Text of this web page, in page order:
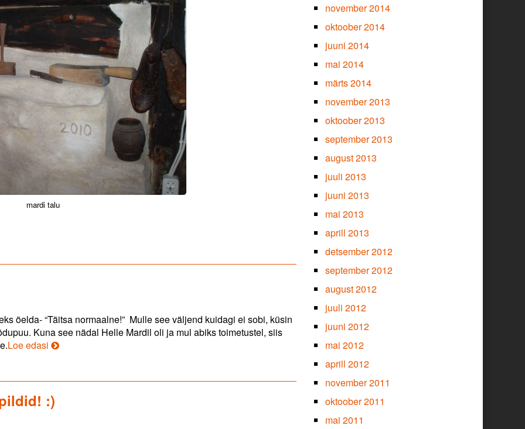
mardi talu
öelda- “Täitsa normaalne!” Mulle see väljend kuidagi ei sobi, küsin
Kuna see nädal Helle Mardil oli ja mul abiks toimetustel, siis
Loe edasi Täitsa
:)
november 2014
oktoober 2014
juuni 2014
mai 2014
märts 2014
november 2013
oktoober 2013
september 2013
august 2013
juuli 2013
juuni 2013
mai 2013
aprill 2013
detsember 2012
september 2012
august 2012
juuli 2012
juuni 2012
mai 2012
aprill 2012
november 2011
oktoober 2011
mai 2011